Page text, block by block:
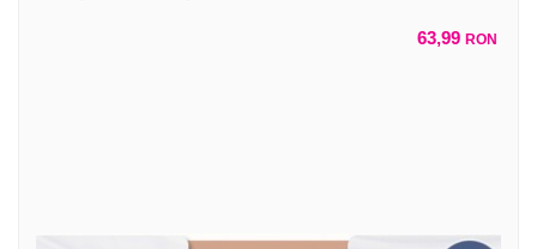
63,99 RON